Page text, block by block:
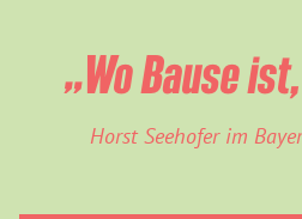
„Wo Bause
Horst Seehofer im